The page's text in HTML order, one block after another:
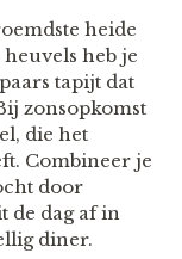
heide
heb je
tapijt dat
zonsopkomst
die het
Combineer je
door
de dag af in
diner.